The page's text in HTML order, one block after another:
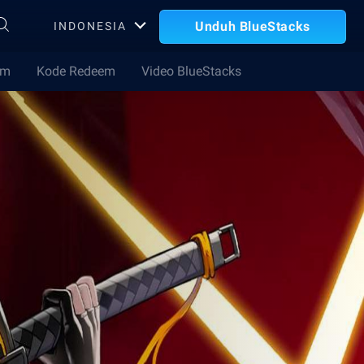
INDONESIA Unduh BlueStacks
Kode Redeem Video BlueStacks